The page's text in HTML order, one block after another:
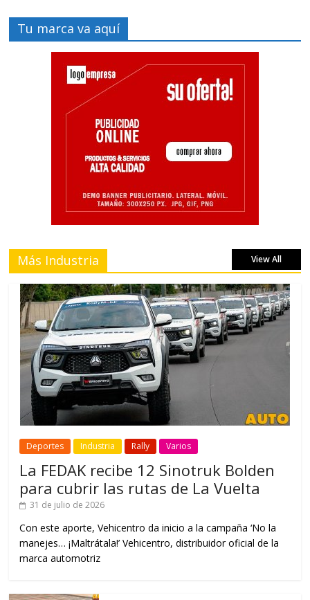
Tu marca va aquí
Más Industria View All
Deportes Industria Rally Varios
La FEDAK recibe 12 Sinotruk Bolden
para cubrir las rutas de La Vuelta
31 de julio de 2026
Con este aporte, Vehicentro da inicio a la campaña ‘No la
manejes… ¡Maltrátala!’ Vehicentro, distribuidor oficial de la
marca automotriz